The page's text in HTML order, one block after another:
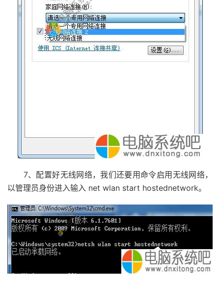
7、配置好无线网络，我们还要用命令启用无线网络，
以管理员身份进入输入 net wlan start hostednetwork。